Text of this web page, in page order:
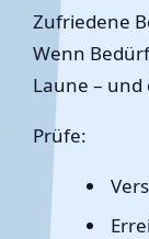
Zufriedene
Wenn
Laune –
Prüfe: